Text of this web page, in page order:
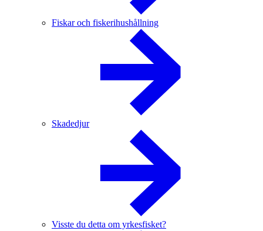
Fiskar och fiskerihushållning
Skadedjur
Visste du detta om yrkesfisket?